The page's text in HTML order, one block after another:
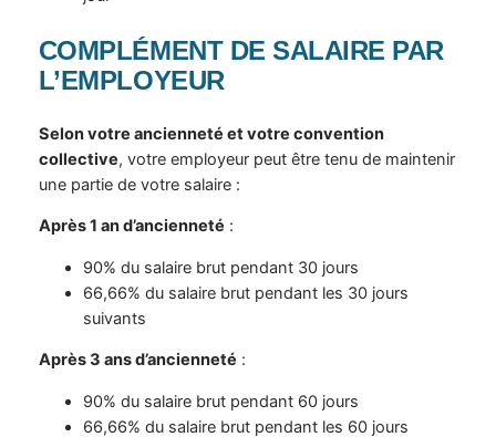
COMPLÉMENT DE SALAIRE PAR
L’EMPLOYEUR
Selon votre ancienneté et votre convention
collective, votre employeur peut être tenu de maintenir
une partie de votre salaire :
Après 1 an d’ancienneté :
90% du salaire brut pendant 30 jours
66,66% du salaire brut pendant les 30 jours
suivants
Après 3 ans d’ancienneté :
90% du salaire brut pendant 60 jours
66,66% du salaire brut pendant les 60 jours